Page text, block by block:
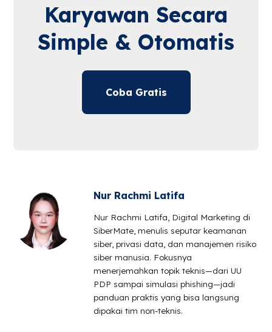
Karyawan Secara
Simple & Otomatis
Coba Gratis
Nur Rachmi Latifa
Nur Rachmi Latifa, Digital Marketing di
SiberMate, menulis seputar keamanan
siber, privasi data, dan manajemen risiko
siber manusia. Fokusnya
menerjemahkan topik teknis—dari UU
PDP sampai simulasi phishing—jadi
panduan praktis yang bisa langsung
dipakai tim non-teknis.